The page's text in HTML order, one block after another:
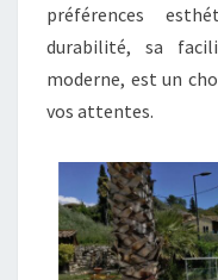
préférences
durabilité, sa
moderne, est un
vos attentes.